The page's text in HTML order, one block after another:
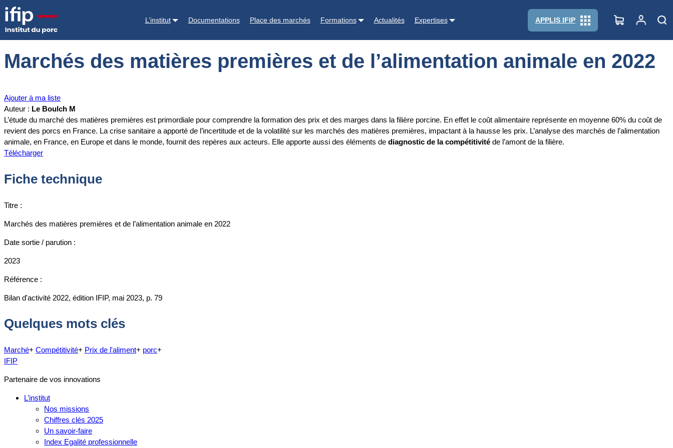
L’institut Documentations Place des marchés Formations Actualités Expertises APPLIS IFIP
Accueil Documentations
Marchés des matières premières et de l’alimentation animale en 2022
Ajouter à ma liste
Auteur : Le Boulch M
L’étude du marché des matières premières est primordiale pour comprendre la formation des prix et des marges dans la filière porcine. En effet le coût alimentaire représente en moyenne 60% du coût de
revient des porcs en France. La crise sanitaire a apporté de l’incertitude et de la volatilité sur les marchés des matières premières, impactant à la hausse les prix. L’analyse des marchés de l’alimentation
animale, en France, en Europe et dans le monde, fournit des repères aux acteurs. Elle apporte aussi des éléments de diagnostic de la compétitivité de l’amont de la filière.
Télécharger
Fiche technique
Titre :
Marchés des matières premières et de l’alimentation animale en 2022
Date sortie / parution :
2023
Référence :
Bilan d'activité 2022, édition IFIP, mai 2023, p. 79
Quelques mots clés
Marché+ Compétitivité+ Prix de l'aliment+ porc+
IFIP
Partenaire de vos innovations
L’institut
Nos missions
Chiffres clés 2025
Un savoir-faire
Index Egalité professionnelle